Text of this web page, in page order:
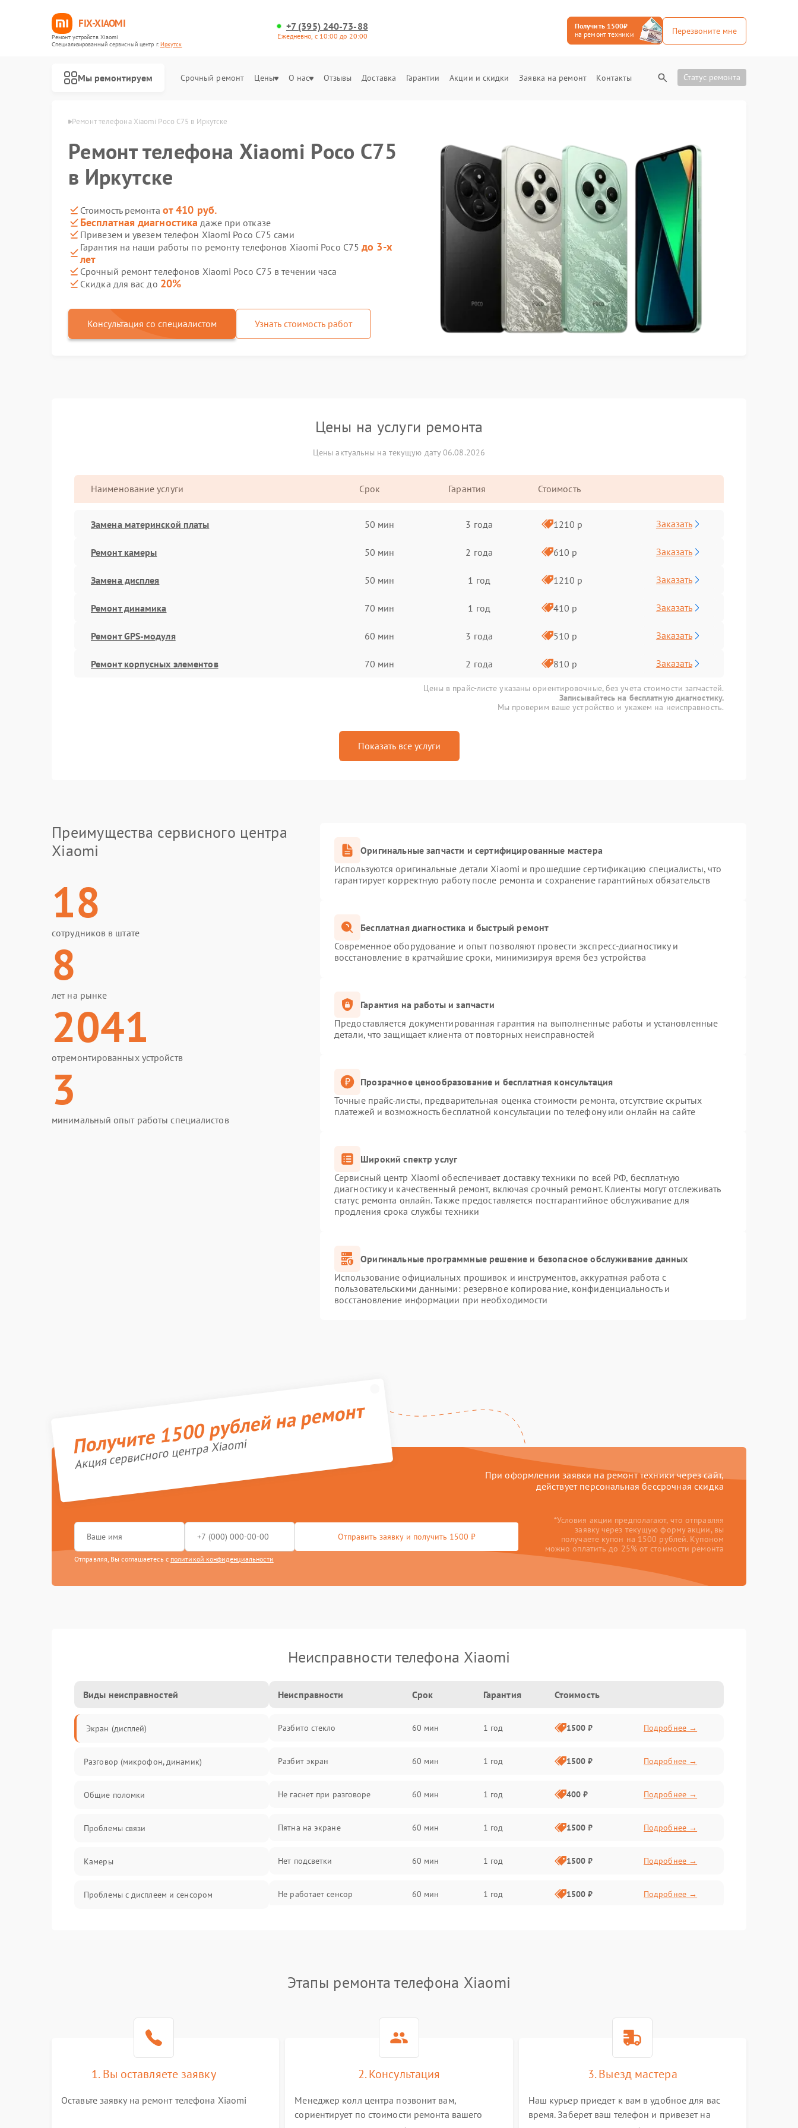
FIX-XIAOMI
Ремонт устройств Xiaomi
Специализированный cервисный центр г.Иркутск
+7 (395) 240-73-88
Ежедневно, с 10:00 до 20:00
Получить 1500₽
на ремонт техники
Перезвоните мне
Мы ремонтируем Срочный ремонт Цены О нас Отзывы Доставка Гарантии Акции и скидки Заявка на ремонт Контакты Статус ремонта
Xiaomi в Иркутске Ремонт телефона Xiaomi Poco C75 в Иркутске
Ремонт телефона Xiaomi Poco C75
в Иркутске
Стоимость ремонта от 410 руб.
Бесплатная диагностика даже при отказе
Привезем и увезем телефон Xiaomi Poco C75 сами
Гарантия на наши работы по ремонту телефонов Xiaomi Poco C75до 3-х
лет
Срочный ремонт телефонов Xiaomi Poco C75 в течении часа
Скидка для вас до 20%
Консультация со специалистом Узнать стоимость работ
Цены на услуги ремонта
Цены актуальны на текущую дату 06.08.2026
Наименование услуги Срок Гарантия Стоимость
Замена материнской платы 50 мин 3 года 1210 р Заказать
Ремонт камеры 50 мин 2 года 610 р Заказать
Замена дисплея 50 мин 1 год 1210 р Заказать
Ремонт динамика 70 мин 1 год 410 р Заказать
Ремонт GPS-модуля 60 мин 3 года 510 р Заказать
Ремонт корпусных элементов 70 мин 2 года 810 р Заказать
Цены в прайс-листе указаны ориентировочные, без учета стоимости запчастей.
Записывайтесь на бесплатную диагностику.
Мы проверим ваше устройство и укажем на неисправность.
Показать все услуги
Преимущества сервисного центра
Xiaomi
18
сотрудников в штате
8
лет на рынке
2041
отремонтированных устройств
3
минимальный опыт работы специалистов
Оригинальные запчасти и сертифицированные мастера
Используются оригинальные детали Xiaomi и прошедшие сертификацию специалисты, что
гарантирует корректную работу после ремонта и сохранение гарантийных обязательств
Бесплатная диагностика и быстрый ремонт
Современное оборудование и опыт позволяют провести экспресс-диагностику и
восстановление в кратчайшие сроки, минимизируя время без устройства
Гарантия на работы и запчасти
Предоставляется документированная гарантия на выполненные работы и установленные
детали, что защищает клиента от повторных неисправностей
Прозрачное ценообразование и бесплатная консультация
Точные прайс-листы, предварительная оценка стоимости ремонта, отсутствие скрытых
платежей и возможность бесплатной консультации по телефону или онлайн на сайте
Широкий спектр услуг
Сервисный центр Xiaomi обеспечивает доставку техники по всей РФ, бесплатную
диагностику и качественный ремонт, включая срочный ремонт. Клиенты могут отслеживать
статус ремонта онлайн. Также предоставляется постгарантийное обслуживание для
продления срока службы техники
Оригинальные программные решение и безопасное обслуживание данных
Использование официальных прошивок и инструментов, аккуратная работа с
пользовательскими данными: резервное копирование, конфиденциальность и
восстановление информации при необходимости
Получите 1500 рублей на ремонт
Акция сервисного центра Xiaomi
При оформлении заявки на ремонт техники через сайт,
действует персональная бессрочная скидка
Отправить заявку и получить 1500 ₽
Отправляя, Вы соглашаетесь с политикой конфиденциальности
*Условия акции предполагают, что отправляя
заявку через текущую форму акции, вы
получаете купон на 1500 рублей. Купоном
можно оплатить до 25% от стоимости ремонта
Неисправности телефона Xiaomi
Виды неисправностей
Экран (дисплей)
Разговор (микрофон, динамик)
Общие поломки
Проблемы связи
Камеры
Проблемы с дисплеем и сенсором
Неисправности Срок Гарантия Стоимость
Разбито стекло 60 мин 1 год 1500 ₽ Подробнее →
Разбит экран 60 мин 1 год 1500 ₽ Подробнее →
Не гаснет при разговоре 60 мин 1 год 400 ₽ Подробнее →
Пятна на экране 60 мин 1 год 1500 ₽ Подробнее →
Нет подсветки 60 мин 1 год 1500 ₽ Подробнее →
Не работает сенсор 60 мин 1 год 1500 ₽ Подробнее →
Не работает Face ID 60 мин
Этапы ремонта телефона Xiaomi
1. Вы оставляете заявку
Оставьте заявку на ремонт телефона Xiaomi
2. Консультация
Менеджер колл центра позвонит вам,
сориентирует по стоимости ремонта вашего
3. Выезд мастера
Наш курьер приедет к вам в удобное для вас
время. Заберет ваш телефон и привезет на